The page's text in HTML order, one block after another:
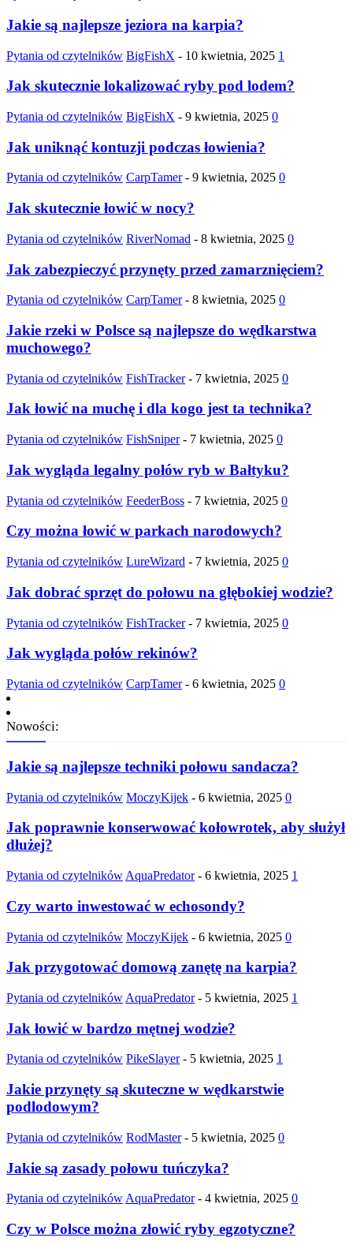
Jakie są najlepsze jeziora na karpia?
Pytania od czytelników BigFishX - 10 kwietnia, 2025 1
Jak skutecznie lokalizować ryby pod lodem?
Pytania od czytelników BigFishX - 9 kwietnia, 2025 0
Jak uniknąć kontuzji podczas łowienia?
Pytania od czytelników CarpTamer - 9 kwietnia, 2025 0
Jak skutecznie łowić w nocy?
Pytania od czytelników RiverNomad - 8 kwietnia, 2025 0
Jak zabezpieczyć przynęty przed zamarznięciem?
Pytania od czytelników CarpTamer - 8 kwietnia, 2025 0
Jakie rzeki w Polsce są najlepsze do wędkarstwa
muchowego?
Pytania od czytelników FishTracker - 7 kwietnia, 2025 0
Jak łowić na muchę i dla kogo jest ta technika?
Pytania od czytelników FishSniper - 7 kwietnia, 2025 0
Jak wygląda legalny połów ryb w Bałtyku?
Pytania od czytelników FeederBoss - 7 kwietnia, 2025 0
Czy można łowić w parkach narodowych?
Pytania od czytelników LureWizard - 7 kwietnia, 2025 0
Jak dobrać sprzęt do połowu na głębokiej wodzie?
Pytania od czytelników FishTracker - 7 kwietnia, 2025 0
Jak wygląda połów rekinów?
Pytania od czytelników CarpTamer - 6 kwietnia, 2025 0
Nowości:
Jakie są najlepsze techniki połowu sandacza?
Pytania od czytelników MoczyKijek - 6 kwietnia, 2025 0
Jak poprawnie konserwować kołowrotek, aby służył
dłużej?
Pytania od czytelników AquaPredator - 6 kwietnia, 2025 1
Czy warto inwestować w echosondy?
Pytania od czytelników MoczyKijek - 6 kwietnia, 2025 0
Jak przygotować domową zanętę na karpia?
Pytania od czytelników AquaPredator - 5 kwietnia, 2025 1
Jak łowić w bardzo mętnej wodzie?
Pytania od czytelników PikeSlayer - 5 kwietnia, 2025 1
Jakie przynęty są skuteczne w wędkarstwie
podlodowym?
Pytania od czytelników RodMaster - 5 kwietnia, 2025 0
Jakie są zasady połowu tuńczyka?
Pytania od czytelników AquaPredator - 4 kwietnia, 2025 0
Czy w Polsce można złowić ryby egzotyczne?